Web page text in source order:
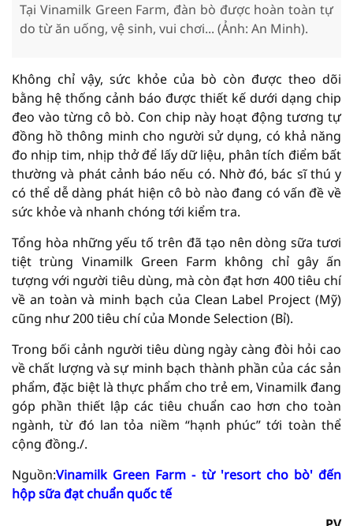
Tại Vinamilk Green Farm, đàn bò được hoàn toàn tự
do từ ăn uống, vệ sinh, vui chơi... (Ảnh: An Minh).
Không chỉ vậy, sức khỏe của bò còn được theo dõi
bằng hệ thống cảnh báo được thiết kế dưới dạng chip
đeo vào từng cô bò. Con chip này hoạt động tương tự
đồng hồ thông minh cho người sử dụng, có khả năng
đo nhịp tim, nhịp thở để lấy dữ liệu, phân tích điểm bất
thường và phát cảnh báo nếu có. Nhờ đó, bác sĩ thú y
có thể dễ dàng phát hiện cô bò nào đang có vấn đề về
sức khỏe và nhanh chóng tới kiểm tra.
Tổng hòa những yếu tố trên đã tạo nên dòng sữa tươi
tiệt trùng Vinamilk Green Farm không chỉ gây ấn
tượng với người tiêu dùng, mà còn đạt hơn 400 tiêu chí
về an toàn và minh bạch của Clean Label Project (Mỹ)
cũng như 200 tiêu chí của Monde Selection (Bỉ).
Trong bối cảnh người tiêu dùng ngày càng đòi hỏi cao
về chất lượng và sự minh bạch thành phần của các sản
phẩm, đặc biệt là thực phẩm cho trẻ em, Vinamilk đang
góp phần thiết lập các tiêu chuẩn cao hơn cho toàn
ngành, từ đó lan tỏa niềm “hạnh phúc” tới toàn thể
cộng đồng./.
Nguồn:Vinamilk Green Farm - từ 'resort cho bò' đến
hộp sữa đạt chuẩn quốc tế